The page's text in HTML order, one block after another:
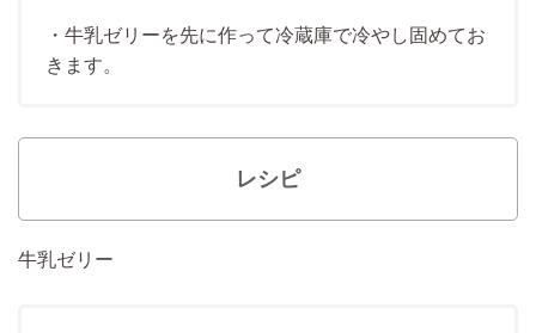
・牛乳ゼリーを先に作って冷蔵庫で冷やし固めてお
きます。
レシピ
牛乳ゼリー